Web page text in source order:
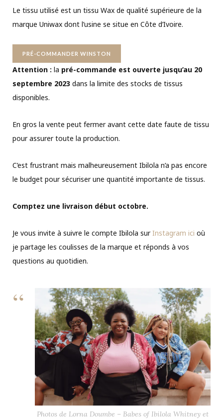
Le tissu utilisé est un tissu Wax de qualité supérieure de la
marque Uniwax dont l’usine se situe en Côte d’Ivoire.
PRÉ-COMMANDER WINSTON
Attention : la pré-commande est ouverte jusqu’au 20
septembre 2023 dans la limite des stocks de tissus
disponibles.
En gros la vente peut fermer avant cette date faute de tissu
pour assurer toute la production.
C’est frustrant mais malheureusement Ibilola n’a pas encore
le budget pour sécuriser une quantité importante de tissus.
Comptez une livraison début octobre.
Je vous invite à suivre le compte Ibilola surInstagram ici où
je partage les coulisses de la marque et réponds à vos
questions au quotidien.
Photos de Lorna Doumbe – Babes of Ibilola Whitney et